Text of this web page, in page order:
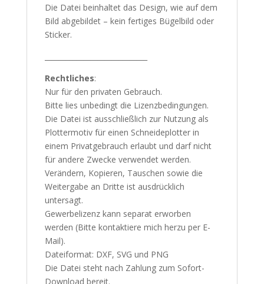
Die Datei beinhaltet das Design, wie auf dem
Bild abgebildet – kein fertiges Bügelbild oder
Sticker.
Rechtliches:
Nur für den privaten Gebrauch.
Bitte lies unbedingt die Lizenzbedingungen.
Die Datei ist ausschließlich zur Nutzung als
Plottermotiv für einen Schneideplotter in
einem Privatgebrauch erlaubt und darf nicht
für andere Zwecke verwendet werden.
Verändern, Kopieren, Tauschen sowie die
Weitergabe an Dritte ist ausdrücklich
untersagt.
Gewerbelizenz kann separat erworben
werden (Bitte kontaktiere mich herzu per E-
Mail).
Dateiformat: DXF, SVG und PNG
Die Datei steht nach Zahlung zum Sofort-
Download bereit.